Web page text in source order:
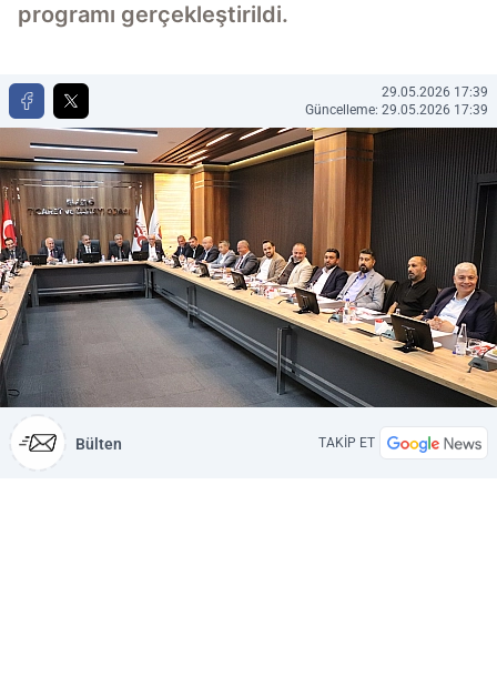
programı gerçekleştirildi.
29.05.2026 17:39
Güncelleme: 29.05.2026 17:39
Bülten TAKİP ET